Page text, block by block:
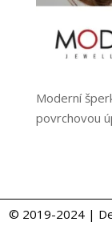
Moderní
povrchovou
© 2019-2024 |